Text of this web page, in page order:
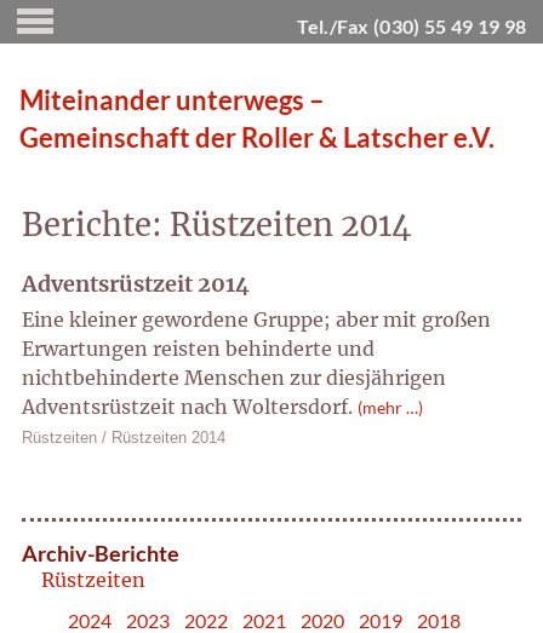
Tel./Fax (030) 55 49 19 98
Miteinander unterwegs –
Gemeinschaft der Roller & Latscher e.V.
Berichte: Rüstzeiten 2014
Adventsrüstzeit 2014
Eine kleiner gewordene Gruppe; aber mit großen
Erwartungen reisten behinderte und
nichtbehinderte Menschen zur diesjährigen
Adventsrüstzeit nach Woltersdorf. (mehr …)
Rüstzeiten/ Rüstzeiten 2014
Archiv-Berichte
Rüstzeiten
2024 2023 2022 2021 2020 2019
2018